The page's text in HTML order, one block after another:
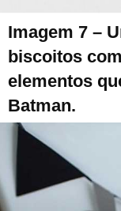
Imagem 7 –
biscoitos
elementos
Batman.